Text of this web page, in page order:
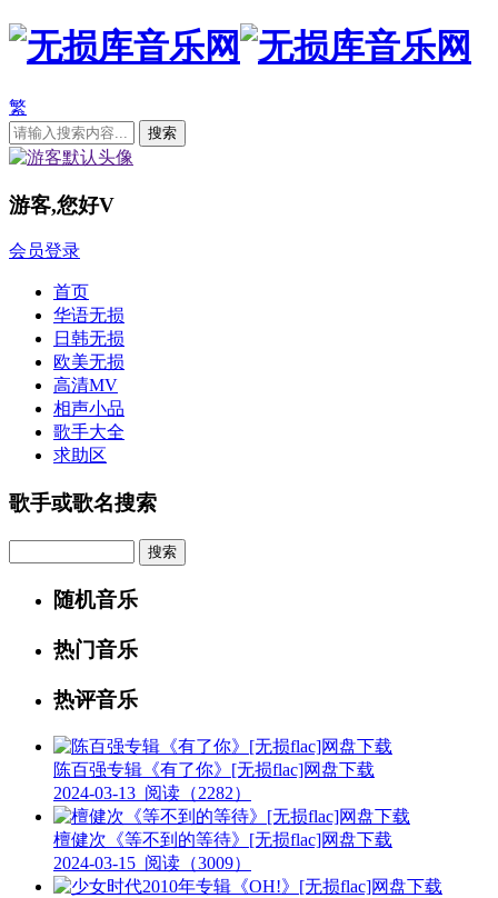
繁
游客,您好V
会员登录
首页
华语无损
日韩无损
欧美无损
高清MV
相声小品
歌手大全
求助区
歌手或歌名搜索
随机音乐
热门音乐
热评音乐
陈百强专辑《有了你》[无损flac]网盘下载
2024-03-13 阅读（2282）
檀健次《等不到的等待》[无损flac]网盘下载
2024-03-15 阅读（3009）